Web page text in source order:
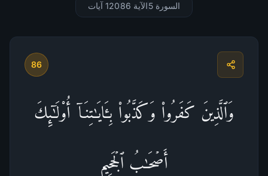
السورة 5 الآية 86 120 آيات
86
وَٱلَّذِینَ كَفَرُوا۟ وَكَذَّبُوا۟ بِـَٔایَـٰتِنَاۤ أُو۟لَـٰۤىِٕكَ
أَصۡحَـٰبُ ٱلۡجَحِیمِ